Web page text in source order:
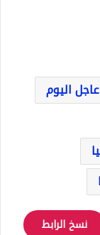
عاجل اليوم
نسخ الرابط